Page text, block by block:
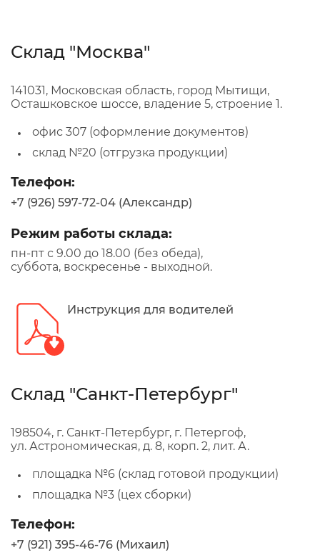
Склад "Москва"
141031, Московская область, город Мытищи,
Осташковское шоссе, владение 5, строение 1.
офис 307 (оформление документов)
склад №20 (отгрузка продукции)
Телефон:
+7 (926) 597-72-04 (Александр)
Режим работы склада:
пн-пт с 9.00 до 18.00 (без обеда),
суббота, воскресенье - выходной.
Инструкция для водителей
Склад "Санкт-Петербург"
198504, г. Санкт-Петербург, г. Петергоф,
ул. Астрономическая, д. 8, корп. 2, лит. А.
площадка №6 (склад готовой продукции)
площадка №3 (цех сборки)
Телефон:
+7 (921) 395-46-76 (Михаил)